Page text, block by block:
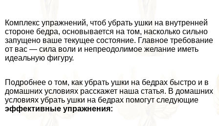
Комплекс упражнений, чтоб убрать ушки на внутренней
стороне бедра, основывается на том, насколько сильно
запущено ваше текущее состояние. Главное требование
от вас — сила воли и непреодолимое желание иметь
идеальную фигуру.
Подробнее о том, как убрать ушки на бедрах быстро и в
домашних условиях расскажет наша статья. В домашних
условиях убрать ушки на бедрах помогут следующие
эффективные упражнения: